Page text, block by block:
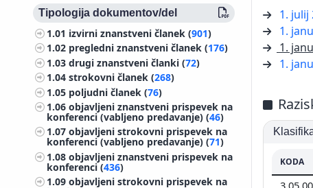
Tipologija dokumentov/del
1.01 izvirni znanstveni članek (901)
1.02 pregledni znanstveni članek (176)
1.03drugi znanstveni članki (72)
1.04strokovni članek (268)
1.05 poljudni članek (76)
1.06objavljeni znanstveni prispevek na
konferenci (vabljeno predavanje) (46)
1.07objavljeni strokovni prispevek na
konferenci (vabljeno predavanje) (71)
1.08objavljeni znanstveni prispevek na
konferenci (436)
1.09objavljeni strokovni prispevek na
1. julij
1.
1.
1.
KODA
3.05.00